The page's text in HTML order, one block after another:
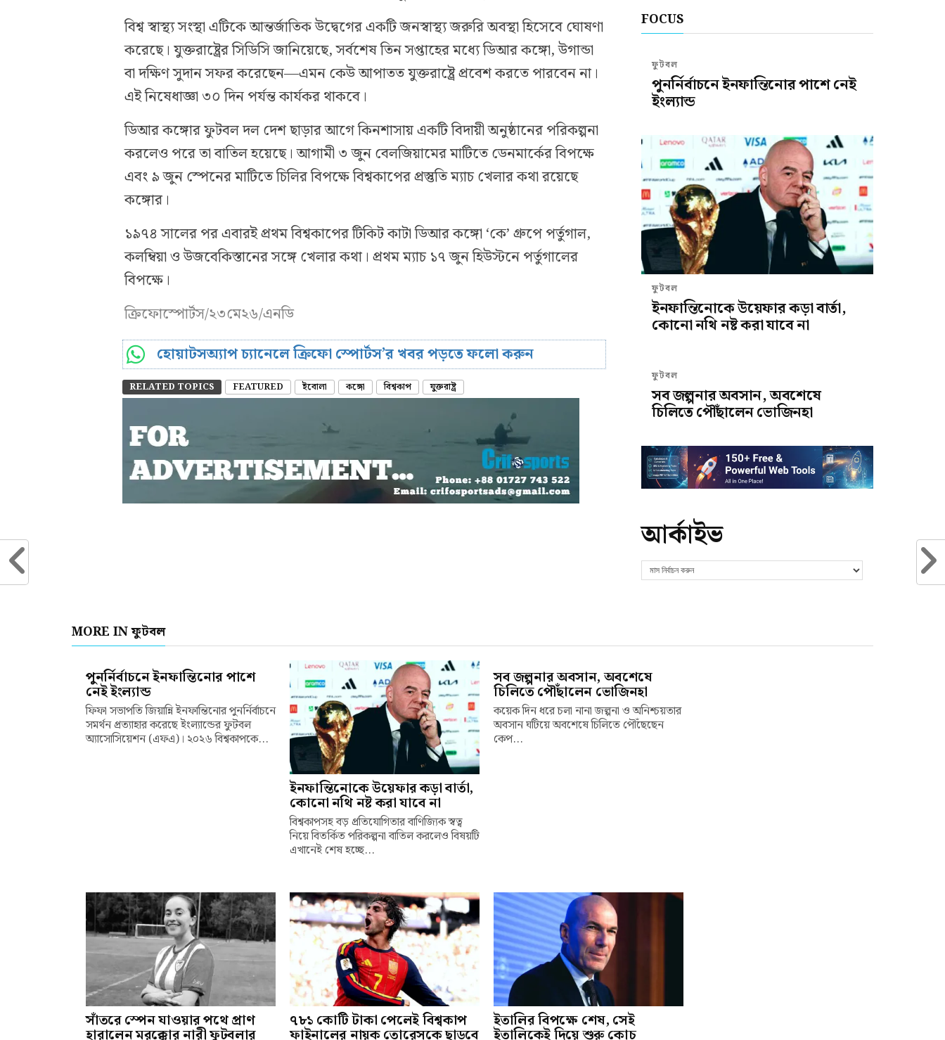
বিশ্ব স্বাস্থ্য সংস্থা এটিকে আন্তর্জাতিক উদ্বেগের একটি জনস্বাস্থ্য জরুরি অবস্থা হিসেবে ঘোষণা
করেছে। যুক্তরাষ্ট্রের সিডিসি জানিয়েছে, সর্বশেষ তিন সপ্তাহের মধ্যে ডিআর কঙ্গো, উগান্ডা
বা দক্ষিণ সুদান সফর করেছেন—এমন কেউ আপাতত যুক্তরাষ্ট্রে প্রবেশ করতে পারবেন না।
এই নিষেধাজ্ঞা ৩০ দিন পর্যন্ত কার্যকর থাকবে।
ডিআর কঙ্গোর ফুটবল দল দেশ ছাড়ার আগে কিনশাসায় একটি বিদায়ী অনুষ্ঠানের পরিকল্পনা
করলেও পরে তা বাতিল হয়েছে। আগামী ৩ জুন বেলজিয়ামের মাটিতে ডেনমার্কের বিপক্ষে
এবং ৯ জুন স্পেনের মাটিতে চিলির বিপক্ষে বিশ্বকাপের প্রস্তুতি ম্যাচ খেলার কথা রয়েছে
কঙ্গোর।
১৯৭৪ সালের পর এবারই প্রথম বিশ্বকাপের টিকিট কাটা ডিআর কঙ্গো ‘কে’ গ্রুপে পর্তুগাল,
কলম্বিয়া ও উজবেকিস্তানের সঙ্গে খেলার কথা। প্রথম ম্যাচ ১৭ জুন হিউস্টনে পর্তুগালের
বিপক্ষে।
ক্রিফোস্পোর্টস/২৩মে২৬/এনডি
হোয়াটসঅ্যাপ চ্যানেলে ক্রিফো স্পোর্টস’র খবর পড়তে ফলো করুন
RELATED TOPICS FEATURED ইবোলা কঙ্গো বিশ্বকাপ যুক্তরাষ্ট্র
FOCUS
ফুটবল
পুনর্নির্বাচনে ইনফান্তিনোর পাশে নেই
ইংল্যান্ড
ফুটবল
ইনফান্তিনোকে উয়েফার কড়া বার্তা,
কোনো নথি নষ্ট করা যাবে না
ফুটবল
সব জল্পনার অবসান, অবশেষে
চিলিতে পৌঁছালেন ভোজিনহা
আর্কাইভ
MORE IN ফুটবল
পুনর্নির্বাচনে ইনফান্তিনোর পাশে
নেই ইংল্যান্ড
ফিফা সভাপতি জিয়ান্নি ইনফান্তিনোর পুনর্নির্বাচনে
সমর্থন প্রত্যাহার করেছে ইংল্যান্ডের ফুটবল
অ্যাসোসিয়েশন (এফএ)। ২০২৬ বিশ্বকাপকে...
ইনফান্তিনোকে উয়েফার কড়া বার্তা,
কোনো নথি নষ্ট করা যাবে না
বিশ্বকাপসহ বড় প্রতিযোগিতার বাণিজ্যিক স্বত্ব
নিয়ে বিতর্কিত পরিকল্পনা বাতিল করলেও বিষয়টি
এখানেই শেষ হচ্ছে...
সব জল্পনার অবসান, অবশেষে
চিলিতে পৌঁছালেন ভোজিনহা
কয়েক দিন ধরে চলা নানা জল্পনা ও অনিশ্চয়তার
অবসান ঘটিয়ে অবশেষে চিলিতে পৌঁছেছেন
কেপ...
সাঁতরে স্পেন যাওয়ার পথে প্রাণ
হারালেন মরক্কোর নারী ফুটবলার
৭৮১ কোটি টাকা পেলেই বিশ্বকাপ
ফাইনালের নায়ক তোরেসকে ছাড়বে
ইতালির বিপক্ষে শেষ, সেই
ইতালিকেই দিয়ে শুরু কোচ